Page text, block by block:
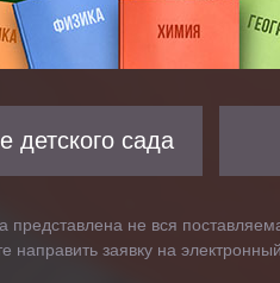
детского сада
представлена не вся
направить заявку на